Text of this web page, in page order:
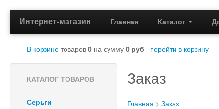
Интернет-магазин Главная Каталог
В корзине товаров 0 на сумму 0 руб перейти в корзину
КАТАЛОГ ТОВАРОВ
Серьги
Заказ
Главная > Заказ